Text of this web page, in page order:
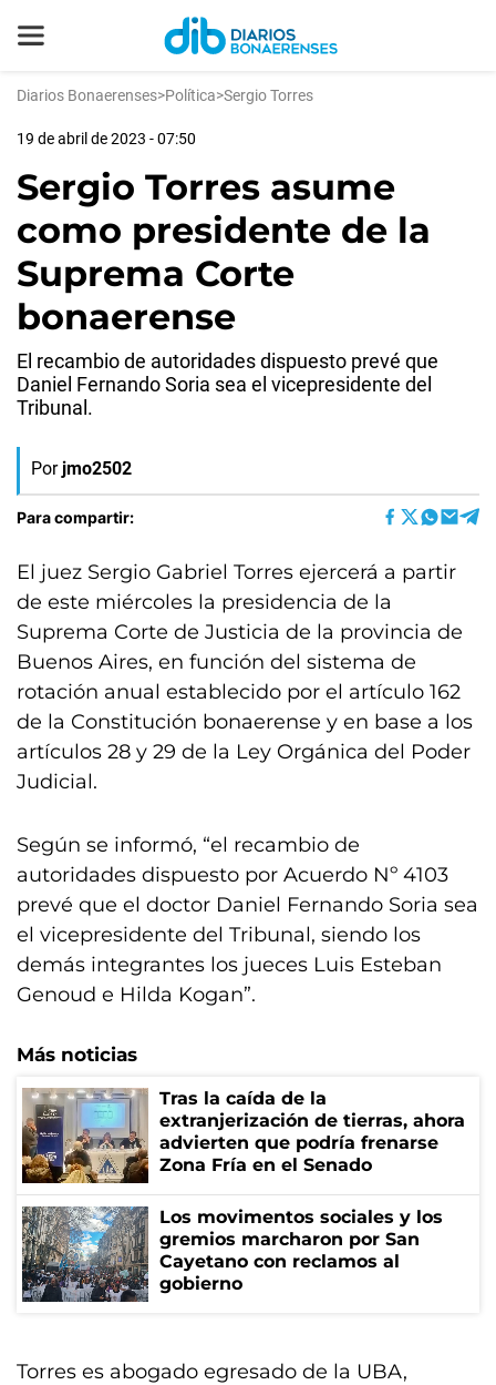
Diarios Bonaerenses>Política>Sergio Torres
19 de abril de 2023 - 07:50
Sergio Torres asume
como presidente de la
Suprema Corte
bonaerense
El recambio de autoridades dispuesto prevé que
Daniel Fernando Soria sea el vicepresidente del
Tribunal.
Por jmo2502
Para compartir:
El juez Sergio Gabriel Torres ejercerá a partir
de este miércoles la presidencia de la
Suprema Corte de Justicia de la provincia de
Buenos Aires, en función del sistema de
rotación anual establecido por el artículo 162
de la Constitución bonaerense y en base a los
artículos 28 y 29 de la Ley Orgánica del Poder
Judicial.
Según se informó, “el recambio de
autoridades dispuesto por Acuerdo Nº 4103
prevé que el doctor Daniel Fernando Soria sea
el vicepresidente del Tribunal, siendo los
demás integrantes los jueces Luis Esteban
Genoud e Hilda Kogan”.
Más noticias
Tras la caída de la
extranjerización de tierras, ahora
advierten que podría frenarse
Zona Fría en el Senado
Los movimentos sociales y los
gremios marcharon por San
Cayetano con reclamos al
gobierno
Torres es abogado egresado de la UBA,